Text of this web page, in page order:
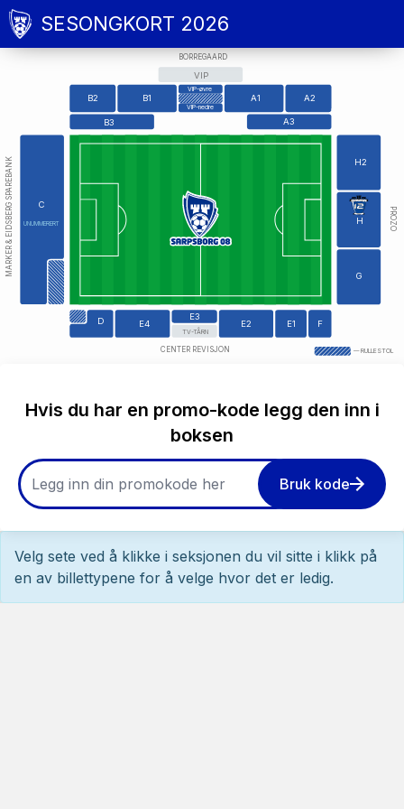
SESONGKORT 2026
E4
E3
E2 E1 F
D
B2 B1 A1 A2
B3 A3
VIP-øvre
VIP-nedre
H2
H
G
C
TV-TÅRN
VIP
—RULLESTOL
CENTER REVISJON
BORREGAARD
MARKER & EIDSBERG SPAREBANK PROZO
UNUMMERERT
Hvis du har en promo-kode legg den inn i
boksen
Bruk kode
Velg sete ved å klikke i seksjonen du vil sitte i klikk på
en av billettypene for å velge hvor det er ledig.